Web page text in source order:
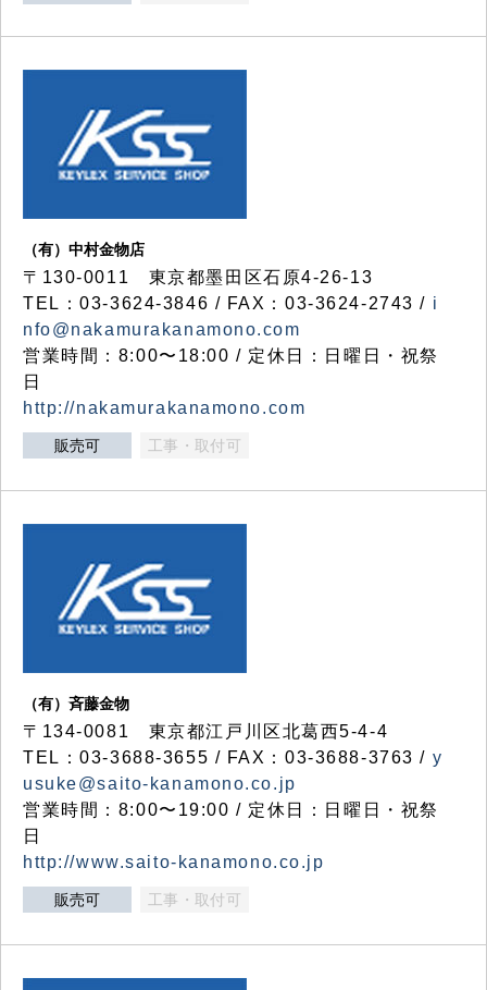
（有）中村金物店
〒130-0011 東京都墨田区石原4-26-13
TEL：03-3624-3846 / FAX：03-3624-2743 / i
nfo@nakamurakanamono.com
営業時間：8:00〜18:00 / 定休日：日曜日・祝祭
日
http://nakamurakanamono.com
販売可 工事・取付可
（有）斉藤金物
〒134-0081 東京都江戸川区北葛西5-4-4
TEL：03-3688-3655 / FAX：03-3688-3763 / y
usuke@saito-kanamono.co.jp
営業時間：8:00〜19:00 / 定休日：日曜日・祝祭
日
http://www.saito-kanamono.co.jp
販売可 工事・取付可